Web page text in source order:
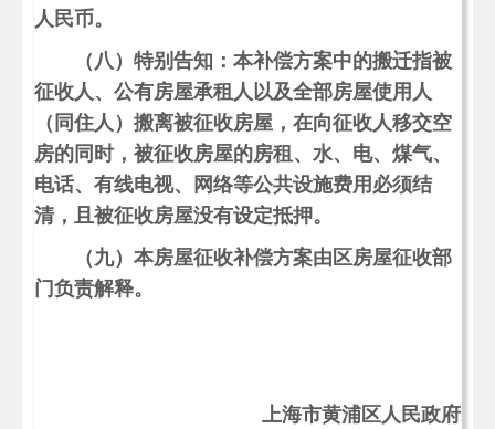
人民币。
（八）特别告知：本补偿方案中的搬迁指被
征收人、公有房屋承租人以及全部房屋使用人
（同住人）搬离被征收房屋，在向征收人移交空
房的同时，被征收房屋的房租、水、电、煤气、
电话、有线电视、网络等公共设施费用必须结
清，且被征收房屋没有设定抵押。
（九）本房屋征收补偿方案由区房屋征收部
门负责解释。
上海市黄浦区人民政府